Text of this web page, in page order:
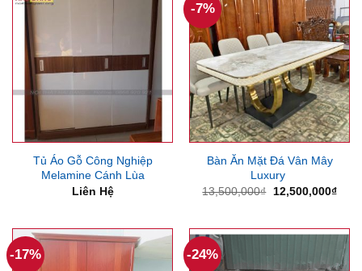
Tủ Áo Gỗ Công Nghiệp
Melamine Cánh Lùa
Liên Hệ
-7%
Bàn Ăn Mặt Đá Vân Mây
Luxury
13,500,000₫
Giá
12,500,000₫Giá
-17% -24%